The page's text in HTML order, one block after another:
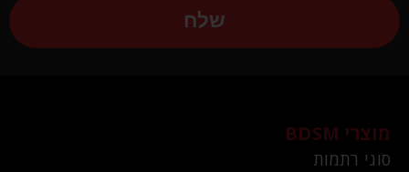
שלח
מוצרי BDSM
סוגי רתמות